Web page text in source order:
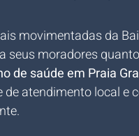
movimentadas da
moradores
de saúde em Praia
atendimento local e